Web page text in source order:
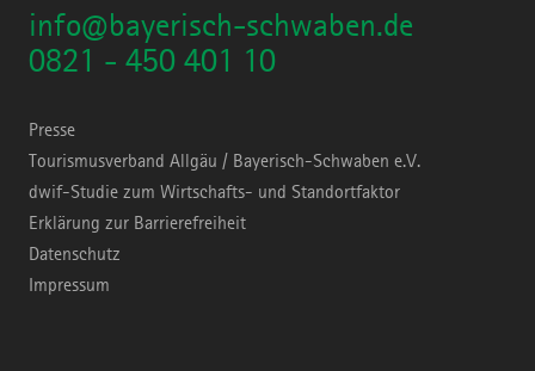
info@bayerisch-schwaben.de
0821 - 450 401 10
Presse
Tourismusverband Allgäu / Bayerisch-Schwaben e.V.
dwif-Studie zum Wirtschafts- und Standortfaktor
Erklärung zur Barrierefreiheit
Datenschutz
Impressum